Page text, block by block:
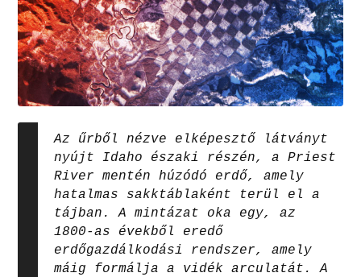
Az űrből nézve elképesztő látványt
nyújt Idaho északi részén, a Priest
River mentén húzódó erdő, amely
hatalmas sakktáblaként terül el a
tájban. A mintázat oka egy, az
1800-as évekből eredő
erdőgazdálkodási rendszer, amely
máig formálja a vidék arculatát. A